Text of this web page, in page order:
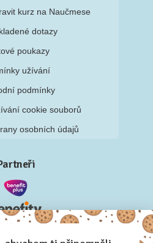
kurz na Naučmese
dotazy
poukazy
užívání
podmínky
cookie souborů
osobních údajů